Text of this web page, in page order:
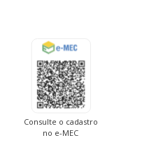
Consulte o cadastro
no e-MEC